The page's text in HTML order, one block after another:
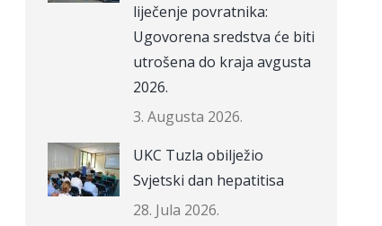
liječenje povratnika:
Ugovorena sredstva će biti
utrošena do kraja avgusta
2026.
3. Augusta 2026.
UKC Tuzla obilježio
Svjetski dan hepatitisa
28. Jula 2026.